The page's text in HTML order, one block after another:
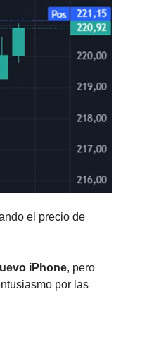
el precio de
iPhone, pero
por las